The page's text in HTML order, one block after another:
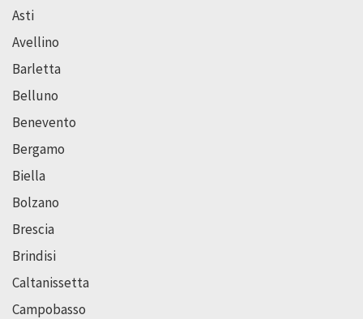
Asti
Avellino
Barletta
Belluno
Benevento
Bergamo
Biella
Bolzano
Brescia
Brindisi
Caltanissetta
Campobasso